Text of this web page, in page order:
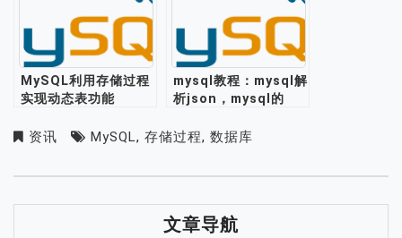
MySQL利用存储过程
实现动态表功能
mysql教程：mysql解
析json，mysql的
理json数据
资讯 MySQL, 存储过程, 数据库
文章导航